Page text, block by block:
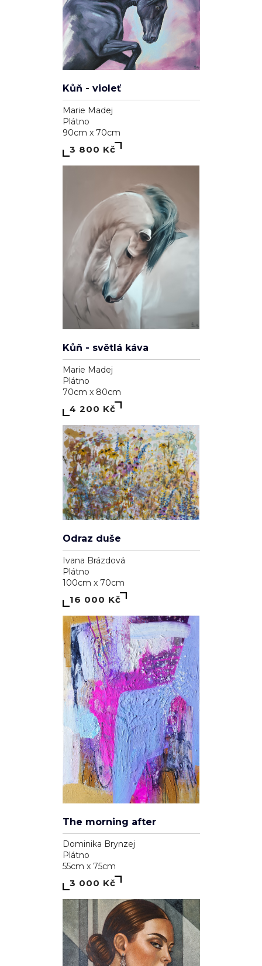
Kůň - violeť
Marie Madej
Plátno
90cm x 70cm
3 800 Kč
Kůň - světlá káva
Marie Madej
Plátno
70cm x 80cm
4 200 Kč
Odraz duše
Ivana Brázdová
Plátno
100cm x 70cm
16 000 Kč
The morning after
Dominika Brynzej
Plátno
55cm x 75cm
3 000 Kč